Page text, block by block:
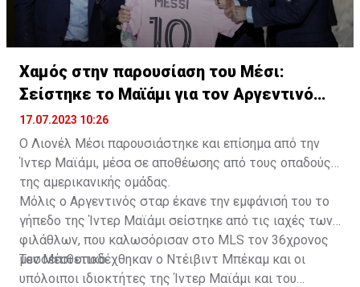
Χαμός στην παρουσίαση του Μέσι:
Σείστηκε το Μαϊάμι για τον Αργεντινό
σταρ
17.07.2023 10:26
Ο Λιονέλ Μέσι παρουσιάστηκε και επίσημα από την
Ίντερ Μαϊάμι, μέσα σε αποθέωσης από τους οπαδούς
της αμερικανικής ομάδας.
Μόλις ο Αργεντινός σταρ έκανε την εμφάνισή του το
γήπεδο της Ίντερ Μαϊάμι σείστηκε από τις ιαχές των
φιλάθλων, που καλωσόρισαν στο MLS τον 36χρονος
μεσοεπιθετικό.
Τον Μέσι υποδέχθηκαν ο Ντέιβιντ Μπέκαμ και οι
υπόλοιποι ιδιοκτήτες της Ίντερ Μαϊάμι και του